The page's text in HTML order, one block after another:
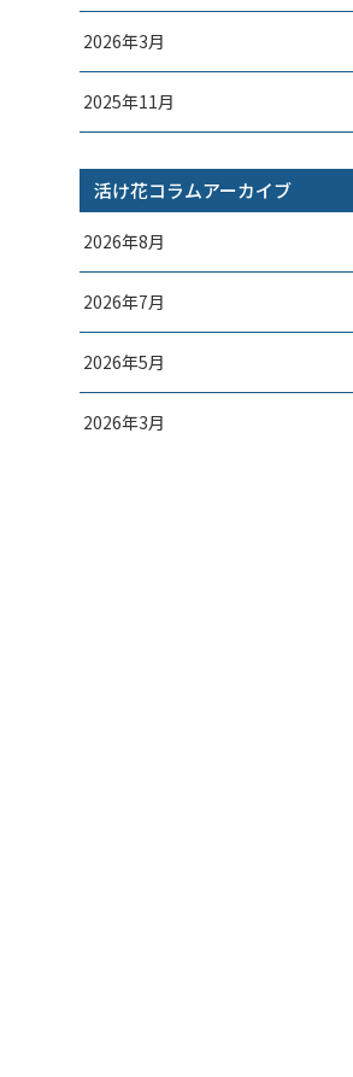
2026年3月
2025年11月
活け花コラムアーカイブ
2026年8月
2026年7月
2026年5月
2026年3月